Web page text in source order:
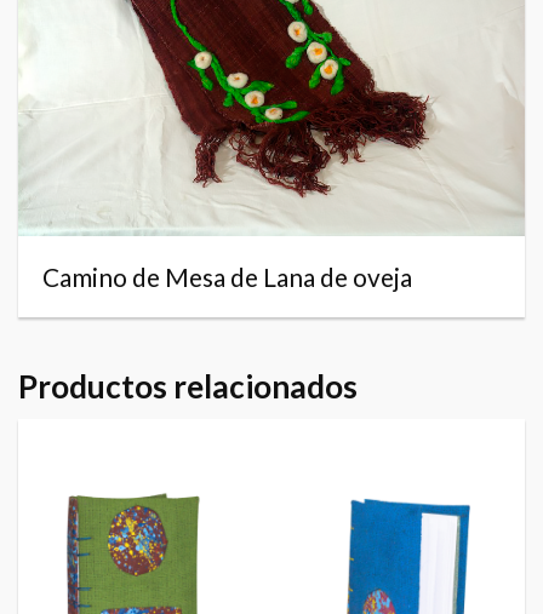
Camino de Mesa de Lana de oveja
Productos relacionados